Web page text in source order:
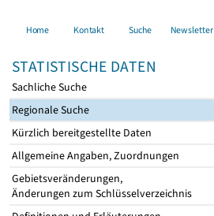
Home Kontakt Suche Newsletter
STATISTISCHE DATEN
Sachliche Suche
Regionale Suche
Kürzlich bereitgestellte Daten
Allgemeine Angaben, Zuordnungen
Gebietsveränderungen,
Änderungen zum Schlüsselverzeichnis